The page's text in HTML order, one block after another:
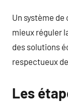
Un système
mieux réguler
des solutions
respectueux
Les